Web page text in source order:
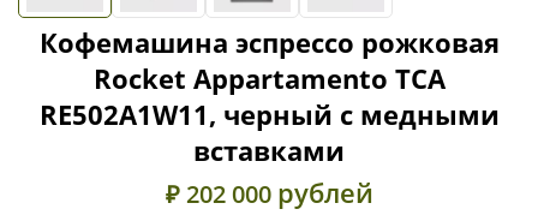
Кофемашина эспрессо рожковая
Rocket Appartamento TCA
RE502A1W11, черный с медными
вставками
₽ 202 000 рублей